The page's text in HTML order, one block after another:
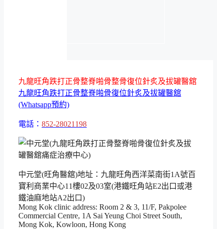
九龍旺角跌打正骨整脊啪骨整骨復位針炙及拔罐醫舘
九龍旺角跌打正骨整脊啪骨復位針炙及拔罐醫舘
(Whatsapp預約)
電話： 852-28021198
中元堂(旺角醫舘)地址：九龍旺角西洋菜南街1A號百
寶利商業中心11樓02及03室(港鐵旺角站E2出口或港
鐵油麻地站A2出口)
Mong Kok clinic address: Room 2 & 3, 11/F, Pakpolee
Commercial Centre, 1A Sai Yeung Choi Street South,
Mong Kok, Kowloon, Hong Kong